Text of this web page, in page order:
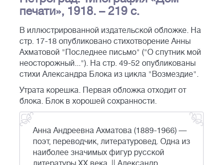
пeчати», 1918. – 219 с.
В иллюстрированной издательской обложке. На
стр. 17-18 опубликовано стихотворение Анны
Ахматовой "Последнее письмо" ("О спутник мой
неосторожный..."). На стр. 49-52 опубликованы
стихи Александра Блока из цикла "Возмездие".
Утрата корешка. Первая обложка отходит от
блока. Блок в хорошей сохранности.
Анна Андреевна Ахматова (1889-1966) —
поэт, переводчик, литературовед. Одна из
наиболее значимых фигур русской